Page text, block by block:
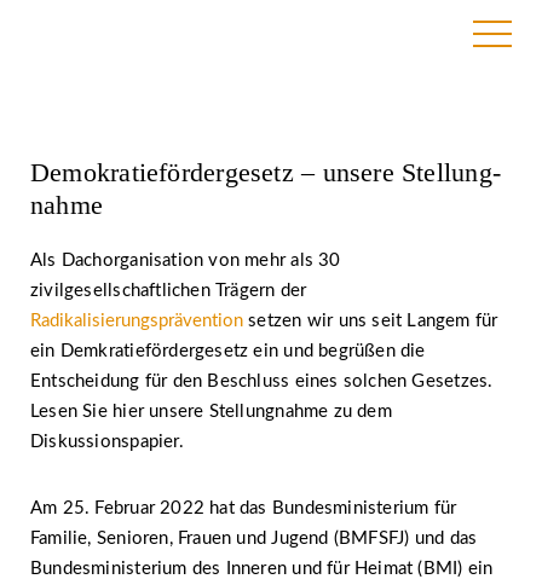
Demokratiefördergesetz – unsere Stellung­
nahme
Als Dachorganisation von mehr als 30
zivilgesellschaftlichen Trägern der
Radikalisierungsprävention setzen wir uns seit Langem für
ein Demkratiefördergesetz ein und begrüßen die
Entscheidung für den Beschluss eines solchen Gesetzes.
Lesen Sie hier unsere Stellungnahme zu dem
Diskussionspapier.
Am 25. Februar 2022 hat das Bundesministerium für
Familie, Senioren, Frauen und Jugend (BMFSFJ) und das
Bundesministerium des Inneren und für Heimat (BMI) ein